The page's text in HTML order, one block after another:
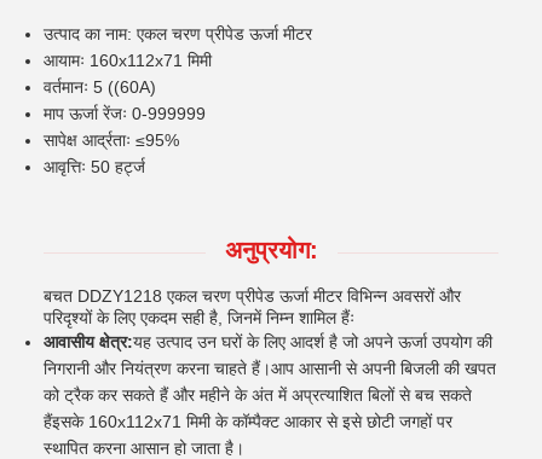
उत्पाद का नाम: एकल चरण प्रीपेड ऊर्जा मीटर
आयामः 160x112x71 मिमी
वर्तमानः 5 ((60A)
माप ऊर्जा रेंजः 0-999999
सापेक्ष आर्द्रताः ≤95%
आवृत्तिः 50 हर्ट्ज
अनुप्रयोग:
बचत DDZY1218 एकल चरण प्रीपेड ऊर्जा मीटर विभिन्न अवसरों और
परिदृश्यों के लिए एकदम सही है, जिनमें निम्न शामिल हैंः
आवासीय क्षेत्र:यह उत्पाद उन घरों के लिए आदर्श है जो अपने ऊर्जा उपयोग की
निगरानी और नियंत्रण करना चाहते हैं।आप आसानी से अपनी बिजली की खपत
को ट्रैक कर सकते हैं और महीने के अंत में अप्रत्याशित बिलों से बच सकते
हैंइसके 160x112x71 मिमी के कॉम्पैक्ट आकार से इसे छोटी जगहों पर
स्थापित करना आसान हो जाता है।